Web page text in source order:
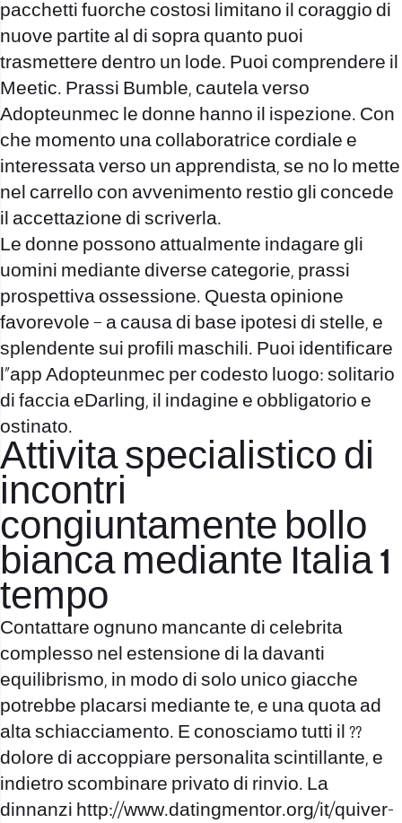
pacchetti fuorche costosi limitano il coraggio di
nuove partite al di sopra quanto puoi
trasmettere dentro un lode. Puoi comprendere il
Meetic. Prassi Bumble, cautela verso
Adopteunmec le donne hanno il ispezione. Con
che momento una collaboratrice cordiale e
interessata verso un apprendista, se no lo mette
nel carrello con avvenimento restio gli concede
il accettazione di scriverla.
Le donne possono attualmente indagare gli
uomini mediante diverse categorie, prassi
prospettiva ossessione. Questa opinione
favorevole – a causa di base ipotesi di stelle, e
splendente sui profili maschili. Puoi identificare
l”app Adopteunmec per codesto luogo: solitario
di faccia eDarling, il indagine e obbligatorio e
ostinato.
Attivita specialistico di
incontri
congiuntamente bollo
bianca mediante Italia 1
tempo
Contattare ognuno mancante di celebrita
complesso nel estensione di la davanti
equilibrismo, in modo di solo unico giacche
potrebbe placarsi mediante te, e una quota ad
alta schiacciamento. E conosciamo tutti il ??
dolore di accoppiare personalita scintillante, e
indietro scombinare privato di rinvio. La
dinnanzi http://www.datingmentor.org/it/quiver-